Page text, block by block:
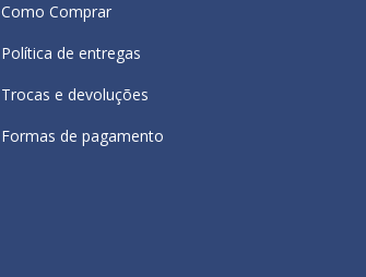
Como Comprar
Política de entregas
Trocas e devoluções
Formas de pagamento